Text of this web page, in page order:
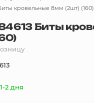
товаров
кровельные 8мм (2шт) (160)
Биты
2 дня